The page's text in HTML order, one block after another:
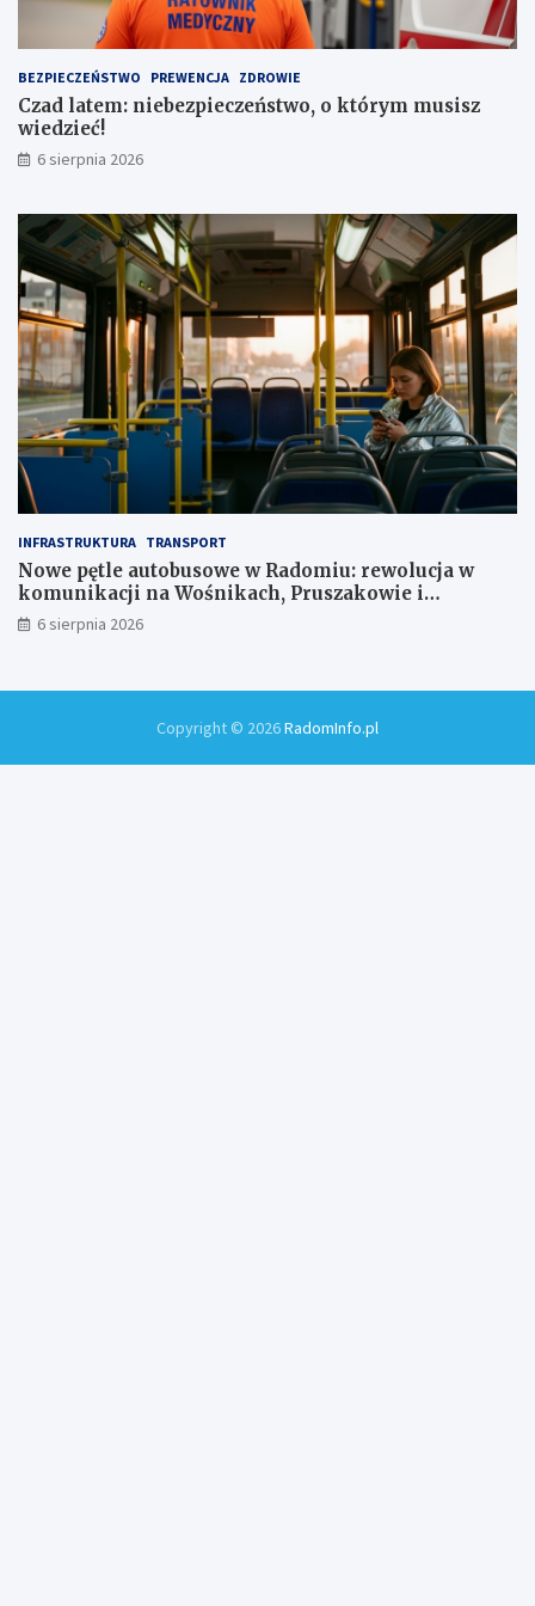
a
,
1
m
l
ł
BEZPIECZEŃSTWO PREWENCJA ZDROWIE
Czad latem: niebezpieczeństwo, o którym musisz
wiedzieć!
6 sierpnia 2026
INFRASTRUKTURA TRANSPORT
Nowe pętle autobusowe w Radomiu: rewolucja w
komunikacji na Wośnikach, Pruszakowie i
Zamłyniu
6 sierpnia 2026
Copyright © 2026RadomInfo.pl